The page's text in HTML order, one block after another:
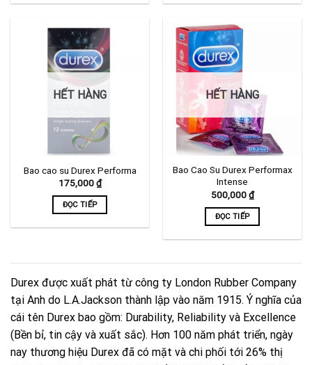
HẾT HÀNG
Bao cao su Durex Performa
175,000₫
ĐỌC TIẾP
HẾT HÀNG
Bao Cao Su Durex Performax
Intense
500,000₫
ĐỌC TIẾP
Durex được xuất phát từ công ty London Rubber Company
tại Anh do L.A.Jackson thành lập vào năm 1915. Ý nghĩa của
cái tên Durex bao gồm: Durability, Reliability và Excellence
(Bền bỉ, tin cậy và xuất sắc). Hơn 100 năm phát triển, ngày
nay thương hiệu Durex đã có mặt và chi phối tới 26% thị